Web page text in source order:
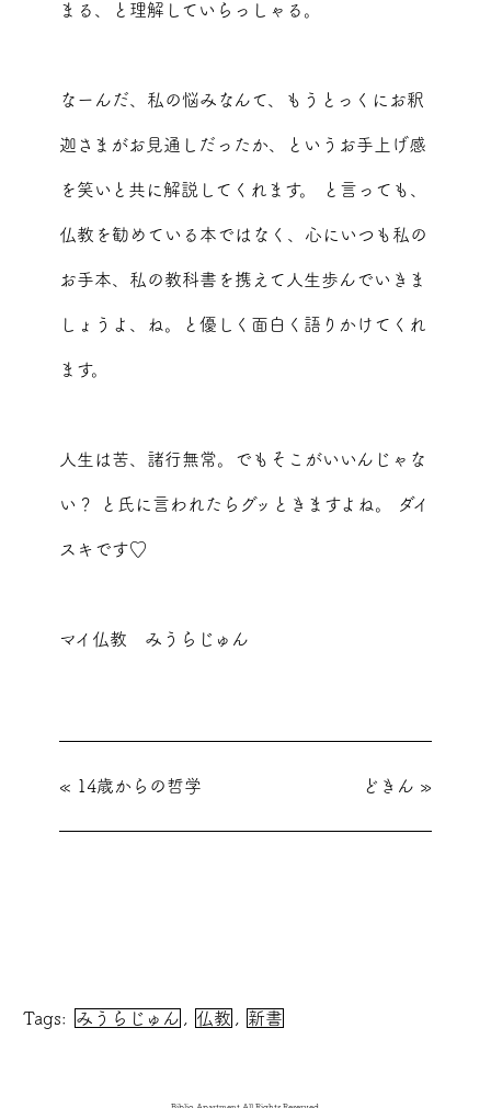
まる、と理解していらっしゃる。
なーんだ、私の悩みなんて、もうとっくにお釈
迦さまがお見通しだったか、というお手上げ感
を笑いと共に解説してくれます。 と言っても、
仏教を勧めている本ではなく、心にいつも私の
お手本、私の教科書を携えて人生歩んでいきま
しょうよ、ね。と優しく面白く語りかけてくれ
ます。
人生は苦、諸行無常。でもそこがいいんじゃな
い？ と氏に言われたらグッときますよね。 ダイ
スキです♡
マイ仏教 みうらじゅん
« 14歳からの哲学 どきん »
Tags: みうらじゅん , 仏教 , 新書